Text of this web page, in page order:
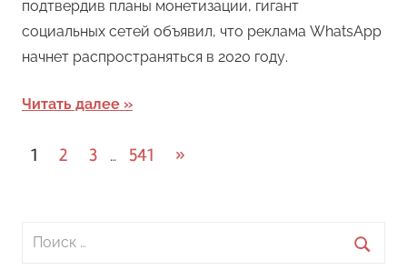
подтвердив планы монетизации, гигант
социальных сетей объявил, что реклама WhatsApp
начнет распространяться в 2020 году.
Читать далее
Навигация
1 2 3 … 541
Следующие
»
Поиск